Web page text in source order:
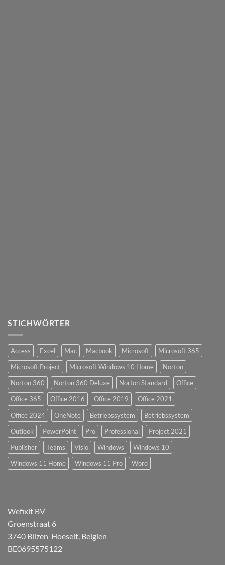
STICHWÖRTER
Access Excel Mac Macbook Microsoft
Microsoft 365
Microsoft Project
Microsoft Windows 10 Home
Norton
Norton 360
Norton 360 Deluxe Norton Standard
Office
Office 365
Office 2016 Office 2019
Office 2021
Office 2024
OneNote Betriebssystem
Betriebssystem
Outlook
PowerPoint Pro Professional
Project 2021
Publisher
Teams Visio Windows
Windows 10
Windows 11 Home
Windows 11 Pro Word
Wefixit BV
Groenstraat 6
3740 Bilzen-Hoeselt, Belgien
BE0695575122